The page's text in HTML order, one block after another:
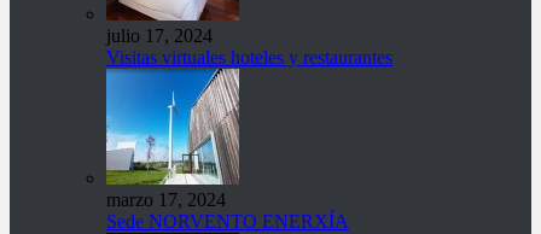
julio 17, 2024
Visitas virtuales hoteles y restaurantes
marzo 17, 2024
Sede NORVENTO ENERXÍA